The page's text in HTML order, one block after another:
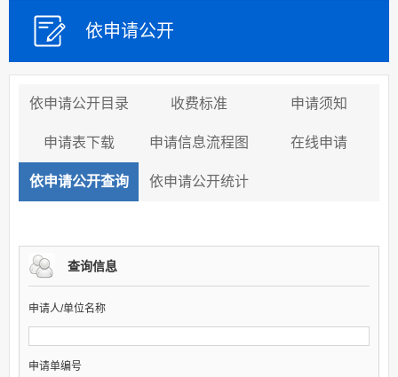
依申请公开
依申请公开目录 收费标准 申请须知
申请表下载 申请信息流程图 在线申请
依申请公开查询 依申请公开统计
查询信息
申请人/单位名称
申请单编号